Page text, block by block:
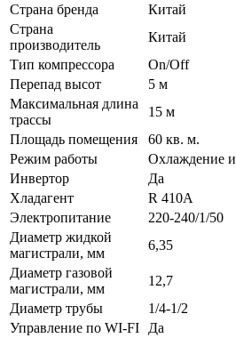
Страна бренда
Китай
Страна
производитель
Китай
Тип компрессора
On/Off
Перепад высот
5 м
Максимальная длина
трассы
15 м
Площадь помещения
60 кв. м.
Режим работы
Охлаждение и
Инвертор
Да
Хладагент
R 410A
Электропитание
220-240/1/50
Диаметр жидкой
магистрали, мм
6,35
Диаметр газовой
магистрали, мм
12,7
Диаметр трубы
1/4-1/2
Управление по WI-FI
Да